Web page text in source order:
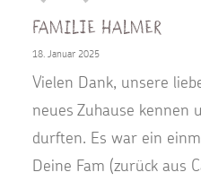
Familie Halmer
18. Januar 2025
Vielen Dank, unsere
neues Zuhause kennen
durften. Es war ein
Deine Fam (zurück aus